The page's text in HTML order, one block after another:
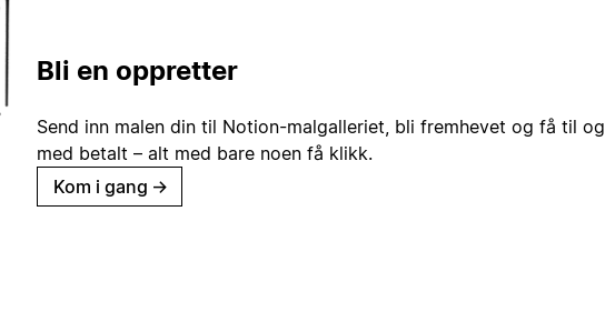
Bli en oppretter
Send inn malen din til Notion-malgalleriet, bli fremhevet og få til og
med betalt – alt med bare noen få klikk.
Kom i gang →